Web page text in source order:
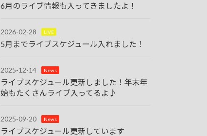
6月のライブ情報も入ってきましたよ！
2026-02-28 LIVE
5月までライブスケジュール入れました！
2025-12-14 News
ライブスケジュール更新しました！年末年
始もたくさんライブ入ってるよ♪
2025-09-20 News
ライブスケジュール更新しています